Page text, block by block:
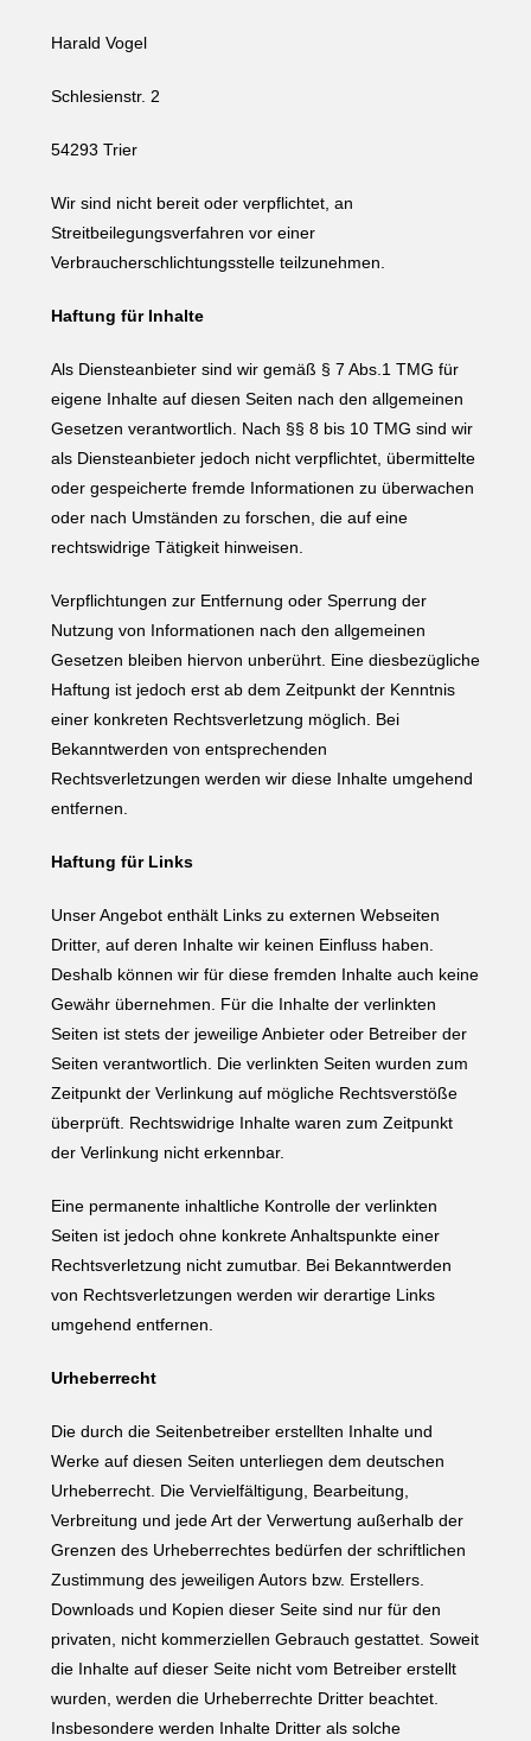
Harald Vogel
Schlesienstr. 2
54293 Trier
Wir sind nicht bereit oder verpflichtet, an
Streitbeilegungsverfahren vor einer
Verbraucherschlichtungsstelle teilzunehmen.
Haftung für Inhalte
Als Diensteanbieter sind wir gemäß § 7 Abs.1 TMG für
eigene Inhalte auf diesen Seiten nach den allgemeinen
Gesetzen verantwortlich. Nach §§ 8 bis 10 TMG sind wir
als Diensteanbieter jedoch nicht verpflichtet, übermittelte
oder gespeicherte fremde Informationen zu überwachen
oder nach Umständen zu forschen, die auf eine
rechtswidrige Tätigkeit hinweisen.
Verpflichtungen zur Entfernung oder Sperrung der
Nutzung von Informationen nach den allgemeinen
Gesetzen bleiben hiervon unberührt. Eine diesbezügliche
Haftung ist jedoch erst ab dem Zeitpunkt der Kenntnis
einer konkreten Rechtsverletzung möglich. Bei
Bekanntwerden von entsprechenden
Rechtsverletzungen werden wir diese Inhalte umgehend
entfernen.
Haftung für Links
Unser Angebot enthält Links zu externen Webseiten
Dritter, auf deren Inhalte wir keinen Einfluss haben.
Deshalb können wir für diese fremden Inhalte auch keine
Gewähr übernehmen. Für die Inhalte der verlinkten
Seiten ist stets der jeweilige Anbieter oder Betreiber der
Seiten verantwortlich. Die verlinkten Seiten wurden zum
Zeitpunkt der Verlinkung auf mögliche Rechtsverstöße
überprüft. Rechtswidrige Inhalte waren zum Zeitpunkt
der Verlinkung nicht erkennbar.
Eine permanente inhaltliche Kontrolle der verlinkten
Seiten ist jedoch ohne konkrete Anhaltspunkte einer
Rechtsverletzung nicht zumutbar. Bei Bekanntwerden
von Rechtsverletzungen werden wir derartige Links
umgehend entfernen.
Urheberrecht
Die durch die Seitenbetreiber erstellten Inhalte und
Werke auf diesen Seiten unterliegen dem deutschen
Urheberrecht. Die Vervielfältigung, Bearbeitung,
Verbreitung und jede Art der Verwertung außerhalb der
Grenzen des Urheberrechtes bedürfen der schriftlichen
Zustimmung des jeweiligen Autors bzw. Erstellers.
Downloads und Kopien dieser Seite sind nur für den
privaten, nicht kommerziellen Gebrauch gestattet. Soweit
die Inhalte auf dieser Seite nicht vom Betreiber erstellt
wurden, werden die Urheberrechte Dritter beachtet.
Insbesondere werden Inhalte Dritter als solche